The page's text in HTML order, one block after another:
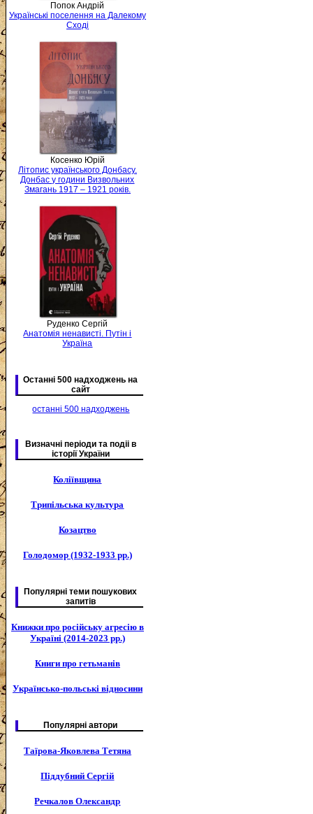
Попок Андрій
Українські поселення на Далекому
Сході
Косенко Юрій
Літопис українського Донбасу.
Донбас у години Визвольних
Змагань 1917 – 1921 років.
Руденко Сергій
Анатомія ненависті. Путін і
Україна
Останні 500 надходжень на
сайт
останні 500 надходжень
Визначні періоди та подіі в
історії України
Коліївщина
Трипільська культура
Козацтво
Голодомор (1932-1933 рр.)
Популярні теми пошукових
запитів
Книжки про російську агресію в
Україні (2014-2023 рр.)
Книги про гетьманів
Українсько-польські відносини
Популярні автори
Таїрова-Яковлева Тетяна
Піддубний Сергій
Речкалов Олександр